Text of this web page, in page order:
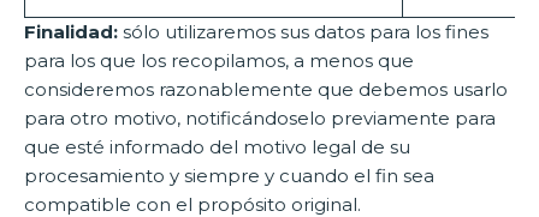
Finalidad: sólo utilizaremos sus datos para los fines
para los que los recopilamos, a menos que
consideremos razonablemente que debemos usarlo
para otro motivo, notificándoselo previamente para
que esté informado del motivo legal de su
procesamiento y siempre y cuando el fin sea
compatible con el propósito original.